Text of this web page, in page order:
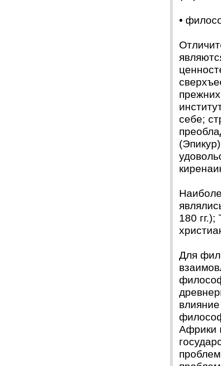
•
себе;
180
Для
Африки